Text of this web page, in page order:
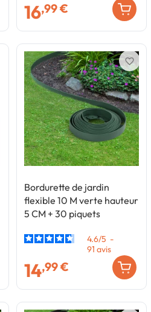
16,99 €
Bordurette de jardin
flexible 10 M verte hauteur
5 CM + 30 piquets
4.6/5 -
91 avis
14,99 €
favorite_border